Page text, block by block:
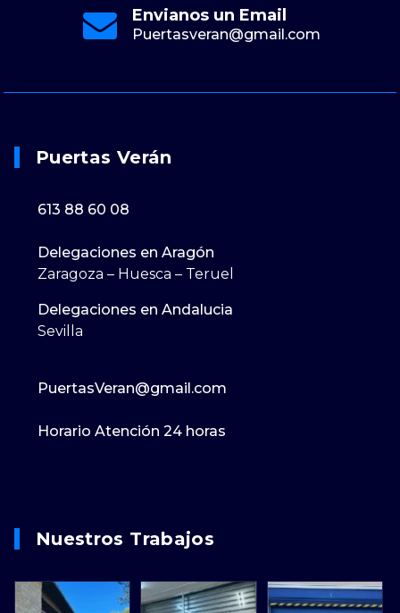
Envianos un Email
Puertasveran@gmail.com
Puertas Verán
613 88 60 08
Delegaciones en Aragón
Zaragoza – Huesca – Teruel
Delegaciones en Andalucia
Sevilla
PuertasVeran@gmail.com
Horario Atención 24 horas
Nuestros Trabajos